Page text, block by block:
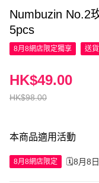
Numbuzin No.2
5pcs
8月8網店限定獨享 送
HK$98.00
HK$49.00
本商品適用活動
8月8網店限定 🗓️8月8